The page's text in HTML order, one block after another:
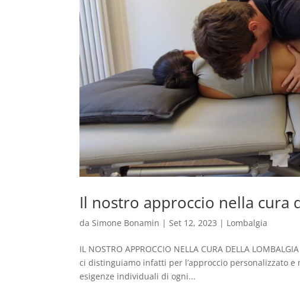
Il nostro approccio nella cura
daSimone Bonamin |Set 12, 2023 | Lombalgia
IL NOSTRO APPROCCIO NELLA CURA DELLA
ci distinguiamo infatti per l’approccio personalizzato
esigenze individuali di ogni...